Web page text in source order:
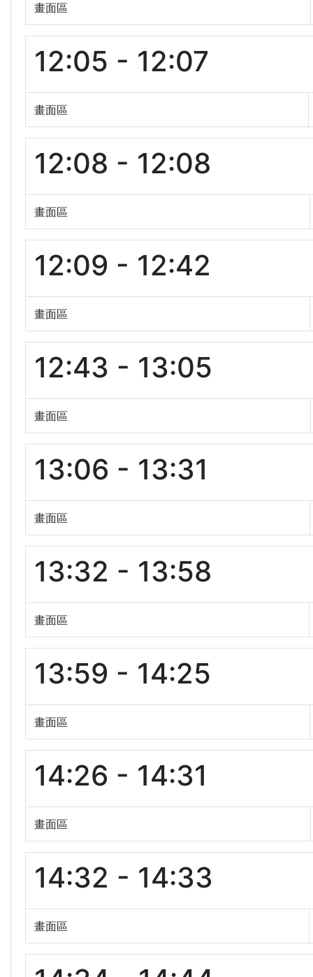
畫面區
12:05 - 12:07
畫面區
12:08 - 12:08
畫面區
12:09 - 12:42
畫面區
12:43 - 13:05
畫面區
13:06 - 13:31
畫面區
13:32 - 13:58
畫面區
13:59 - 14:25
畫面區
14:26 - 14:31
畫面區
14:32 - 14:33
畫面區